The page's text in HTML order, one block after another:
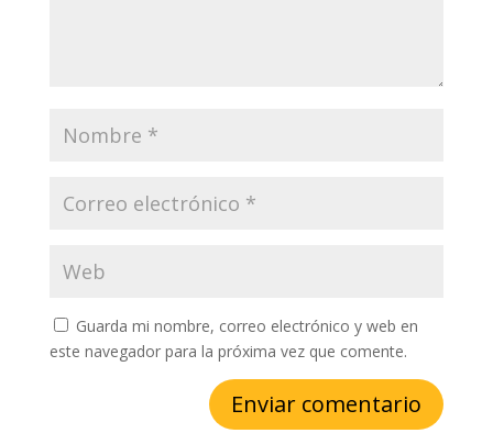
Guarda mi nombre, correo electrónico y web en
este navegador para la próxima vez que comente.